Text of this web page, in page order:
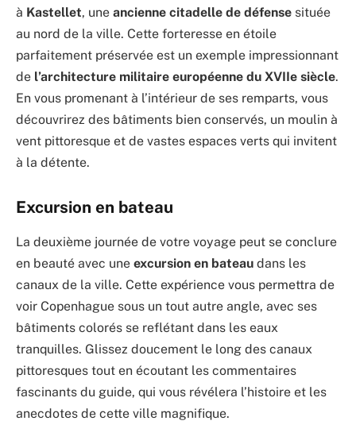
à Kastellet, une ancienne citadelle de défense située
au nord de la ville. Cette forteresse en étoile
parfaitement préservée est un exemple impressionnant
de l’architecture militaire européenne du XVIIe siècle.
En vous promenant à l’intérieur de ses remparts, vous
découvrirez des bâtiments bien conservés, un moulin à
vent pittoresque et de vastes espaces verts qui invitent
à la détente.
Excursion en bateau
La deuxième journée de votre voyage peut se conclure
en beauté avec une excursion en bateau dans les
canaux de la ville. Cette expérience vous permettra de
voir Copenhague sous un tout autre angle, avec ses
bâtiments colorés se reflétant dans les eaux
tranquilles. Glissez doucement le long des canaux
pittoresques tout en écoutant les commentaires
fascinants du guide, qui vous révélera l’histoire et les
anecdotes de cette ville magnifique.